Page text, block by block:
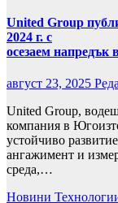
United Group
2024 г. с
осезаем напредък
август 23, 2025
United Group,
компания в
устойчиво
ангажимент и
среда,…
Новини